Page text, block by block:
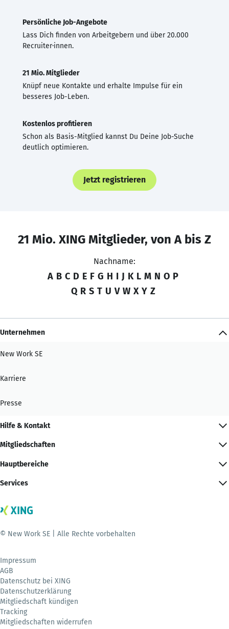
Persönliche Job-Angebote
Lass Dich finden von Arbeitgebern und über 20.000
Recruiter·innen.
21 Mio. Mitglieder
Knüpf neue Kontakte und erhalte Impulse für ein
besseres Job-Leben.
Kostenlos profitieren
Schon als Basis-Mitglied kannst Du Deine Job-Suche
deutlich optimieren.
Jetzt registrieren
21 Mio. XING Mitglieder, von A bis Z
Nachname:
A B C D E F G H I J K L M N O P
Q R S T U V W X Y Z
Unternehmen
New Work SE
Karriere
Presse
Hilfe & Kontakt
Mitgliedschaften
Hauptbereiche
Services
© New Work SE | Alle Rechte vorbehalten
Impressum
AGB
Datenschutz bei XING
Datenschutzerklärung
Mitgliedschaft kündigen
Tracking
Mitgliedschaften widerrufen